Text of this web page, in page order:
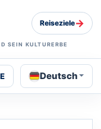
SEIN KULTURERBE
Reiseziele→
Deutsch